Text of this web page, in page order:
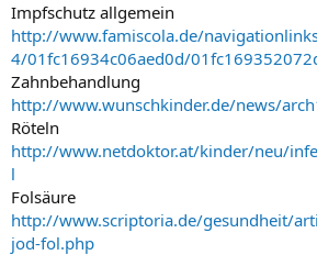
Impfschutz allgemein
http://www.famiscola.de/
4/01fc16934c06aed0d/
Zahnbehandlung
http://www.wunschkinder.de/news/
Röteln
http://www.netdoktor.at/kinder/neu/
l
Folsäure
http://www.scriptoria.de/gesundheit/
jod-fol.php